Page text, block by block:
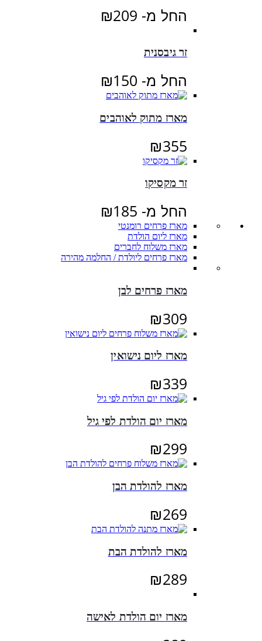
החל מ- ₪209
זר גיבסנית
החל מ- ₪150
מארז מתוק לאוהבים
₪355
זר מקסיקו
החל מ- ₪185
מארז פרחים רומנטי
מארז ליום הולדת
מארז משלוח לחברים
מארז פרחים ליולדת / החלמה מהירה
מארז פרחים לבן
₪309
מארז ליום נישואין
₪339
מארז יום הולדת לפי גיל
₪299
מארז להולדת הבן
₪269
מארז להולדת הבת
₪289
מארז יום הולדת לאישה